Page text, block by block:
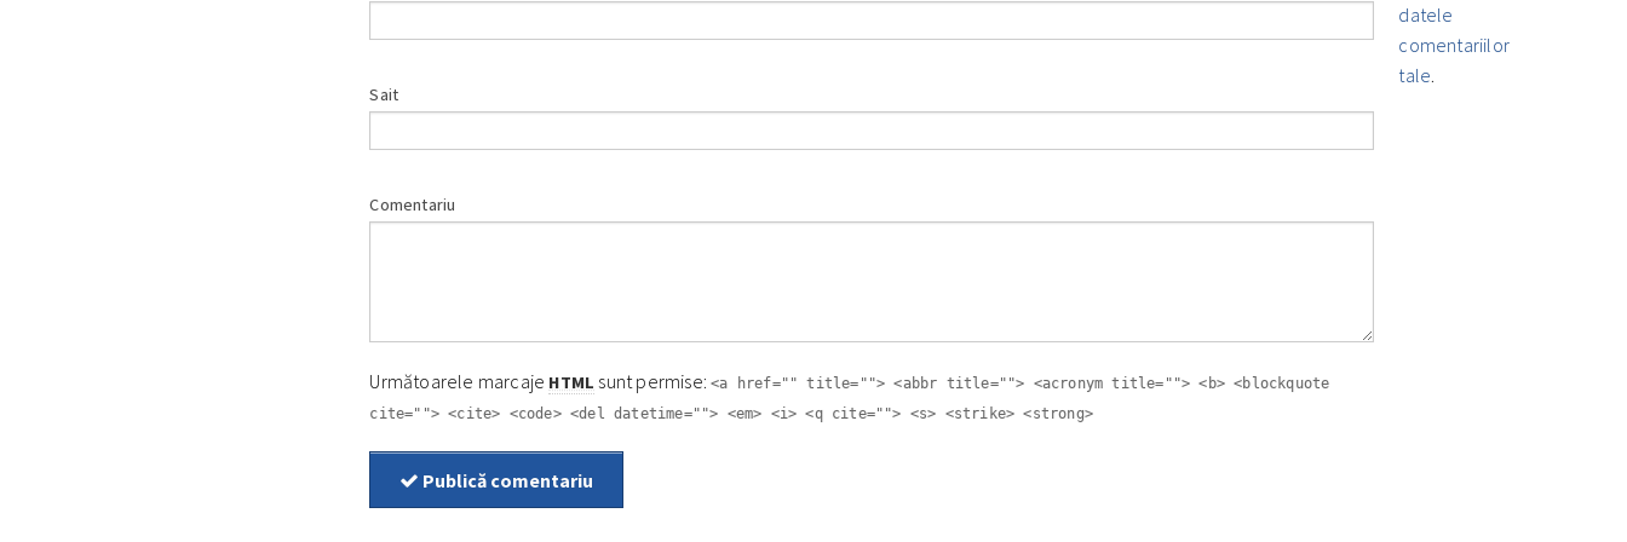
Sait
Comentariu
Următoarele marcaje HTML sunt permise:<a href="" title=""> <abbr title=""> <acronym title=""> <b> <blockquote
cite=""> <cite> <code> <del datetime=""> <em> <i> <q cite=""> <s> <strike> <strong>
Publică comentariu
datele
comentariilor
tale.